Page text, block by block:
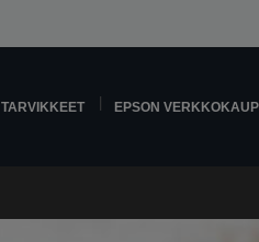
TARVIKKEET EPSON